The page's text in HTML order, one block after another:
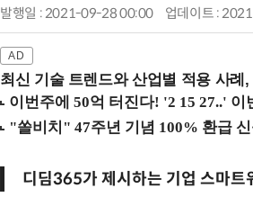
발행일 : 2021-09-28 00:00 업데이트 :
최신 기술 트렌드와 산업별 적용 사례
디딤365가 제시하는 기업 스마